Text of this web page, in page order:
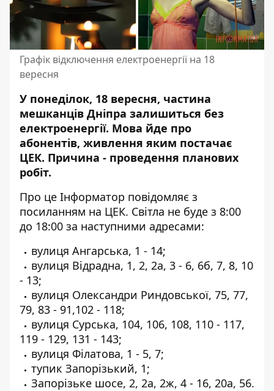
Графік відключення електроенергії на 18
вересня
У понеділок, 18 вересня, частина
мешканців Дніпра залишиться без
електроенергії. Мова йде про
абонентів, живлення яким постачає
ЦЕК. Причина - проведення планових
робіт.
Про це Інформатор повідомляє з
посиланням на ЦЕК. Світла не буде з 8:00
до 18:00 за наступними адресами:
вулиця Ангарська, 1 - 14;
вулиця Відрадна, 1, 2, 2а, 3 - 6, 6б, 7, 8, 10
- 13;
вулиця Олександри Риндовської, 75, 77,
79, 83 - 91,102 - 118;
вулиця Сурська, 104, 106, 108, 110 - 117,
119 - 129, 131 - 143;
вулиця Філатова, 1 - 5, 7;
тупик Запорізький, 1;
Запорізьке шосе, 2, 2а, 2ж, 4 - 16, 20а, 56.